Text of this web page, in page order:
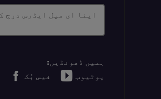
اپنا ای میل ایڈرس درج
ہمیں ڈھونڈیں:
یوٹیوب
فیس بُک